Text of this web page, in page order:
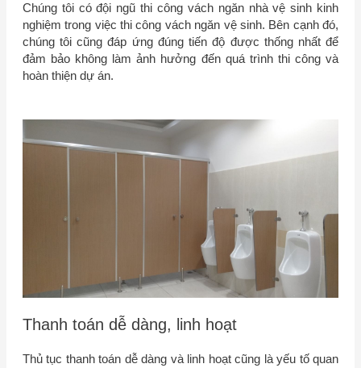
Chúng tôi có đội ngũ thi công vách ngăn nhà vệ sinh kinh
nghiệm trong việc thi công vách ngăn vệ sinh. Bên cạnh đó,
chúng tôi cũng đáp ứng đúng tiến độ được thống nhất để
đảm bảo không làm ảnh hưởng đến quá trình thi công và
hoàn thiện dự án.
Thanh toán dễ dàng, linh hoạt
Thủ tục thanh toán dễ dàng và linh hoạt cũng là yếu tố quan